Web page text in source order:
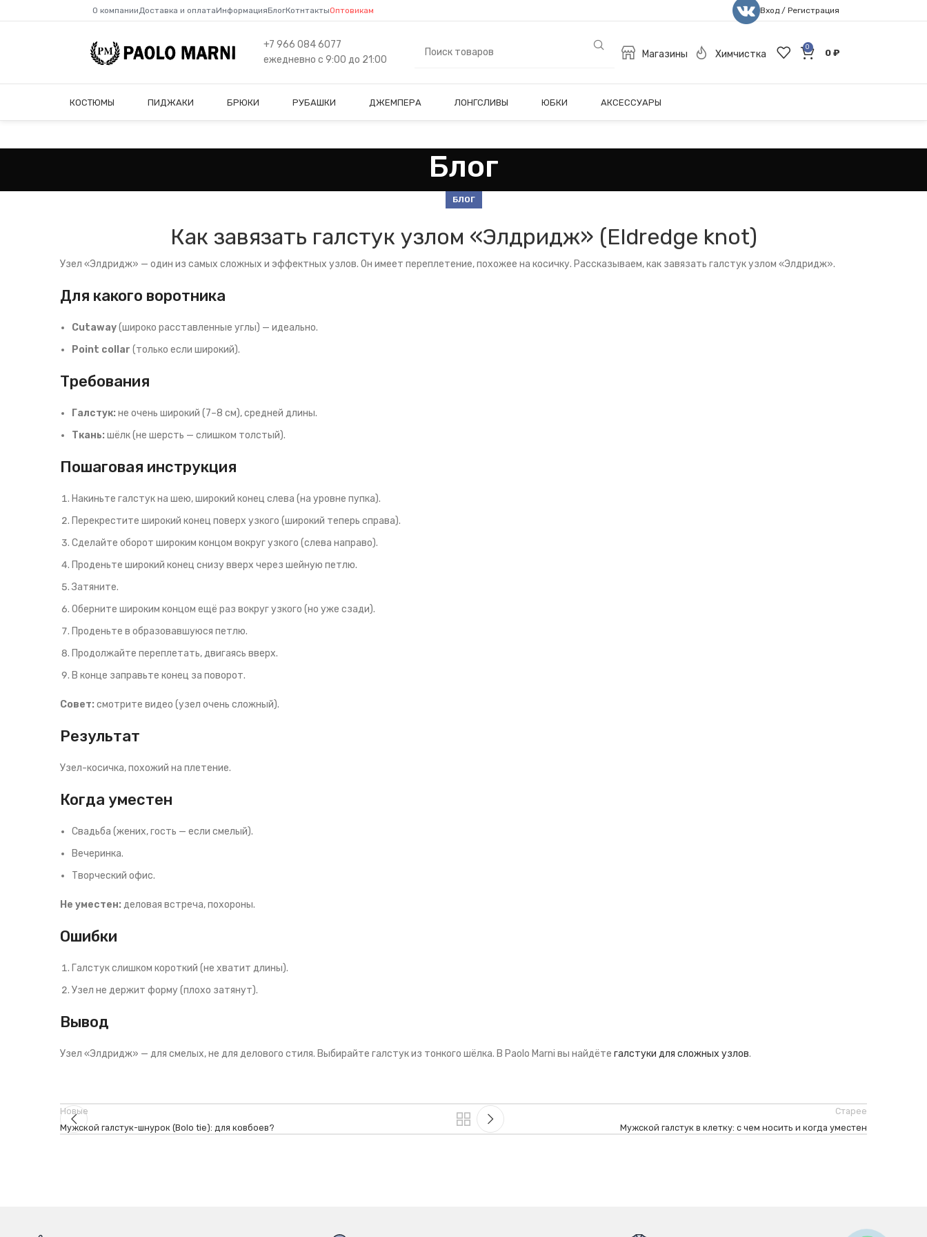
О компанииДоставка и оплатаИнформацияБлогКотнтактыОптовикам Вход / Регистрация
+7 966 084 6077
ежедневно с 9:00 до 21:00
Магазины Химчистка
0
0 ₽
КОСТЮМЫ ПИДЖАКИ БРЮКИ РУБАШКИ ДЖЕМПЕРА ЛОНГСЛИВЫ ЮБКИ АКСЕССУАРЫ
Блог
БЛОГ
Как завязать галстук узлом «Элдридж» (Eldredge knot)
Узел «Элдридж» — один из самых сложных и эффектных узлов. Он имеет переплетение, похожее на косичку. Рассказываем, как завязать галстук узлом «Элдридж».
Для какого воротника
Cutaway(широко расставленные углы) — идеально.
Point collar (только если широкий).
Требования
Галстук: не очень широкий (7–8 см), средней длины.
Ткань: шёлк (не шерсть — слишком толстый).
Пошаговая инструкция
Накиньте галстук на шею, широкий конец слева (на уровне пупка).
Перекрестите широкий конец поверх узкого (широкий теперь справа).
Сделайте оборот широким концом вокруг узкого (слева направо).
Проденьте широкий конец снизу вверх через шейную петлю.
Затяните.
Оберните широким концом ещё раз вокруг узкого (но уже сзади).
Проденьте в образовавшуюся петлю.
Продолжайте переплетать, двигаясь вверх.
В конце заправьте конец за поворот.
Совет: смотрите видео (узел очень сложный).
Результат
Узел-косичка, похожий на плетение.
Когда уместен
Свадьба (жених, гость — если смелый).
Вечеринка.
Творческий офис.
Не уместен: деловая встреча, похороны.
Ошибки
Галстук слишком короткий (не хватит длины).
Узел не держит форму (плохо затянут).
Вывод
Узел «Элдридж» — для смелых, не для делового стиля. Выбирайте галстук из тонкого шёлка. В Paolo Marni вы найдёте галстуки для сложных узлов.
Новые
Мужской галстук-шнурок (Bolo tie): для ковбоев?
Старее
Мужской галстук в клетку: с чем носить и когда уместен